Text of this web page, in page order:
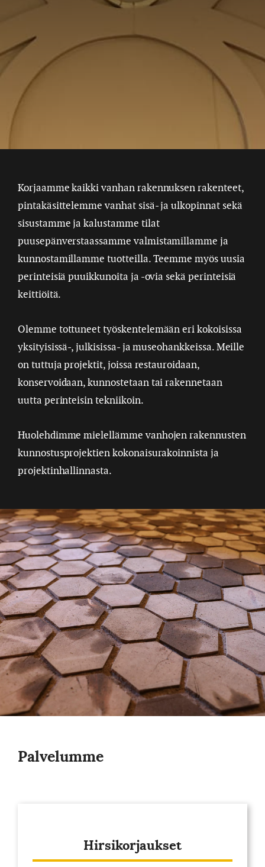
Korjaamme kaikki vanhan rakennuksen rakenteet,
pintakäsittelemme vanhat sisä- ja ulkopinnat sekä
sisustamme ja kalustamme tilat
puusepänverstaassamme valmistamillamme ja
kunnostamillamme tuotteilla. Teemme myös uusia
perinteisiä puuikkunoita ja -ovia sekä perinteisiä
keittiöitä.
Olemme tottuneet työskentelemään eri kokoisissa
yksityisissä-, julkisissa- ja museohankkeissa. Meille
on tuttuja projektit, joissa restauroidaan,
konservoidaan, kunnostetaan tai rakennetaan
uutta perinteisin tekniikoin.
Huolehdimme mielellämme vanhojen rakennusten
kunnostusprojektien kokonaisurakoinnista ja
projektinhallinnasta.
Palvelumme
Hirsikorjaukset